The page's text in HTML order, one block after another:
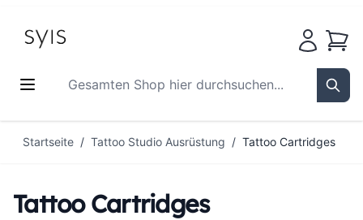
Gesamten Shop hier durchsuchen...
Startseite / Tattoo Studio Ausrüstung / Tattoo Cartridges
Tattoo Cartridges